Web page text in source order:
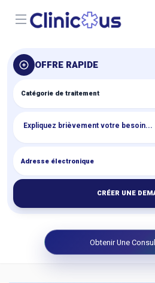
Open menu
OFFRE RAPIDE
CRÉER UNE
Obtenir Une